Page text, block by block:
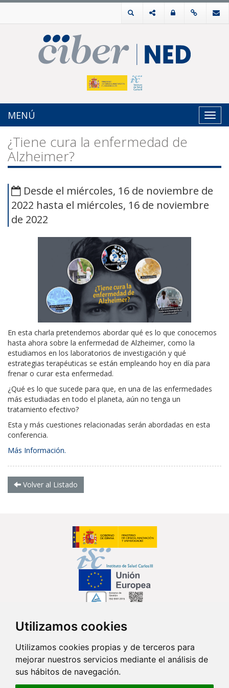
Utilizamos cookies
Utilizamos cookies propias y de terceros para
mejorar nuestros servicios mediante el análisis de
sus hábitos de navegación.
MENÚ
¿Tiene cura la enfermedad de
Alzheimer?
Desde el miércoles, 16 de noviembre de
2022 hasta el miércoles, 16 de noviembre
de 2022
En esta charla pretendemos abordar qué es lo que conocemos
hasta ahora sobre la enfermedad de Alzheimer, como la
estudiamos en los laboratorios de investigación y qué
estrategias terapéuticas se están empleando hoy en día para
frenar o curar esta enfermedad.
¿Qué es lo que sucede para que, en una de las enfermedades
más estudiadas en todo el planeta, aún no tenga un
tratamiento efectivo?
Esta y más cuestiones relacionadas serán abordadas en esta
conferencia.
Más Información.
Volver al Listado
Síguenos en...
Contacto
Av. Monforte de Lemos, 3-5. Pabellón 11. Planta 0 28029 Madrid